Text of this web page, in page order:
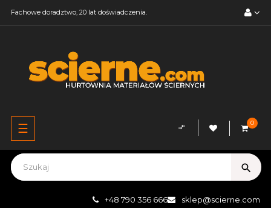
Fachowe doradztwo, 20 lat doświadczenia.
Przełącz
nawigację
☰ compare_arrows
0
search
+48 790 356 666 sklep@scierne.com